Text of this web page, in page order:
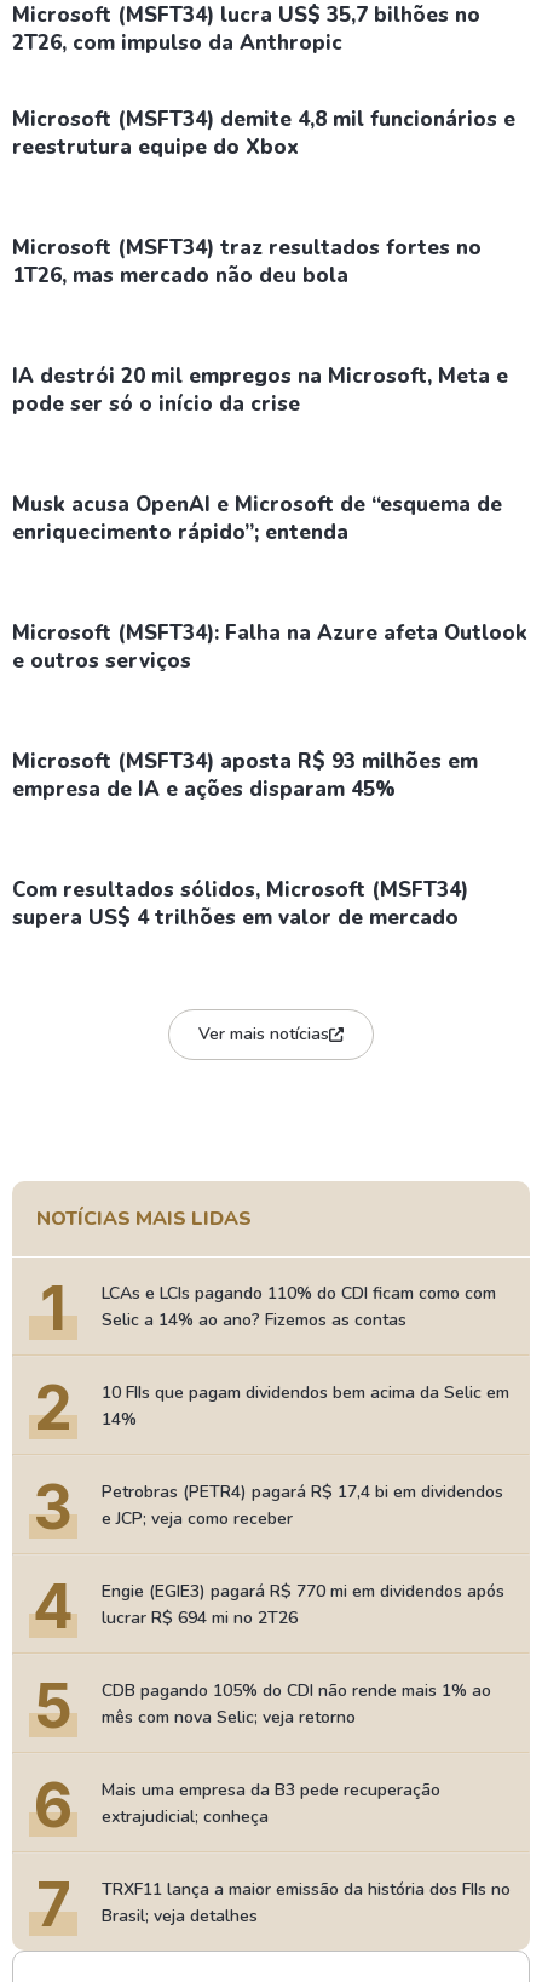
Microsoft (MSFT34) lucra US$ 35,7 bilhões no
2T26, com impulso da Anthropic
Microsoft (MSFT34) demite 4,8 mil funcionários e
reestrutura equipe do Xbox
Microsoft (MSFT34) traz resultados fortes no
1T26, mas mercado não deu bola
IA destrói 20 mil empregos na Microsoft, Meta e
pode ser só o início da crise
Musk acusa OpenAI e Microsoft de “esquema de
enriquecimento rápido”; entenda
Microsoft (MSFT34): Falha na Azure afeta Outlook
e outros serviços
Microsoft (MSFT34) aposta R$ 93 milhões em
empresa de IA e ações disparam 45%
Com resultados sólidos, Microsoft (MSFT34)
supera US$ 4 trilhões em valor de mercado
Ver mais notícias
NOTÍCIAS MAIS LIDAS
1
LCAs e LCIs pagando 110% do CDI ficam como com
Selic a 14% ao ano? Fizemos as contas
2
10 FIIs que pagam dividendos bem acima da Selic em
14%
3
Petrobras (PETR4) pagará R$ 17,4 bi em dividendos
e JCP; veja como receber
4
Engie (EGIE3) pagará R$ 770 mi em dividendos após
lucrar R$ 694 mi no 2T26
5
CDB pagando 105% do CDI não rende mais 1% ao
mês com nova Selic; veja retorno
6
Mais uma empresa da B3 pede recuperação
extrajudicial; conheça
7
TRXF11 lança a maior emissão da história dos FIIs no
Brasil; veja detalhes